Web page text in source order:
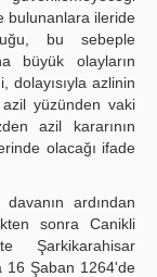
bulunanlara ileride
bu sebeple
büyük olayların
dolayısıyla azlinin
yüzünden vaki
azil kararının
olacağı ifade
ardından
sonra Canikli
Şarkikarahisar
16 Şaban 1264'de